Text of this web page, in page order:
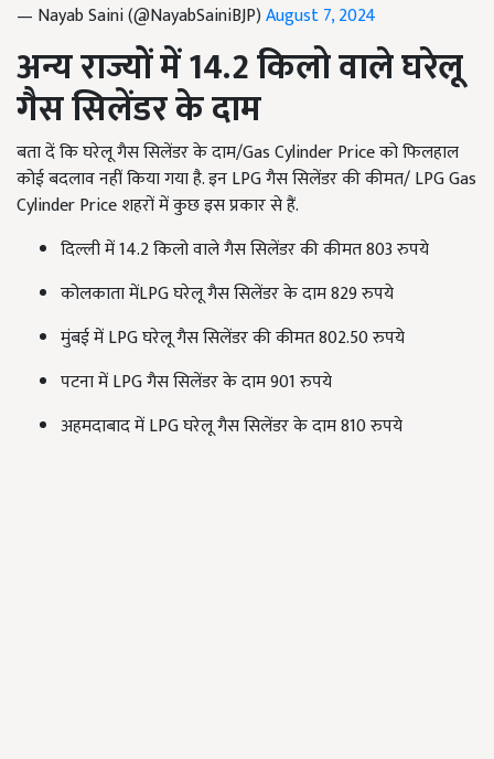
— Nayab Saini (@NayabSainiBJP)August 7, 2024
अन्य राज्यों में 14.2किलो वाले घरेलू
गैस सिलेंडर के दाम
बता दें कि घरेलू गैस सिलेंडर के दाम/Gas Cylinder Price को फिलहाल
कोई बदलाव नहीं किया गया है. इन LPG गैस सिलेंडर की कीमत/ LPG Gas
Cylinder Price शहरों में कुछ इस प्रकार से हैं.
दिल्ली में 14.2 किलो वाले गैस सिलेंडर की कीमत 803 रुपये
कोलकाता मेंLPG घरेलू गैस सिलेंडर के दाम 829 रुपये
मुंबई में LPG घरेलू गैस सिलेंडर की कीमत 802.50 रुपये
पटना में LPG गैस सिलेंडर के दाम 901 रुपये
अहमदाबाद में LPG घरेलू गैस सिलेंडर के दाम 810 रुपये